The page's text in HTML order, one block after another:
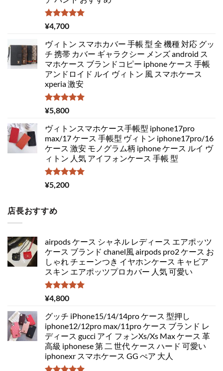
5段階中
5.00
¥4,700
ヴィトン スマホカバー 手帳 型 全 機種 対応 グッ
チ 携帯 カバー ギャラクシー メンズ android ス
マホケース ブランドコピー iphone ケース 手帳
アンドロイド ルイ ヴィトン 風 スマホケース
xperia 激安
5段階中
5.00
¥5,800
ヴィトンスマホケース手帳型 iphone17pro
max/17 ケース 手帳型 ヴィトン iphone17pro/16
ケース 激安 モノグラム柄 iphone ケース ルイ ヴ
ィトン 人気 アイフォンケース 手帳 型
5段階中
5.00
¥5,200
店長おすすめ
airpods ケース シャネル レディース エアポッツ
ケース ブランド chanel風 airpods pro2 ケース お
しゃれ チェーンつき イヤホンケース キャビア
スキン エアポッツプロカバー 人気 可愛い
5段階中
5.00
¥4,800
グッチ iPhone15/14/14pro ケース 型押し
iphone12/12pro max/11pro ケース ブランド レ
ディース gucci アイ フォンXs/Xs Max ケース 革
高級 iphonese 第 二 世代 ケース ハード 可愛い
iphonexr スマホケース GG ぺア 大人